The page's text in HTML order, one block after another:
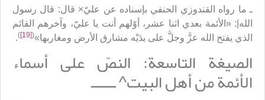
ـ ما رواه القندوزي الحنفي بإسناده عن عليّ× قال: قال رسول
الله|: «الأئمة بعدي اثنا عشر، أوّلهم أنت يا عليّ، وآخرهم القائم
الذي يفتح الله عزَّ وجلَّ على يدَيْه مشارق الأرض ومغاربها»(
[19]
)
.
الصيغة التاسعة: النصّ على أسماء
الأئمة من أهل البيت^ ــــــ